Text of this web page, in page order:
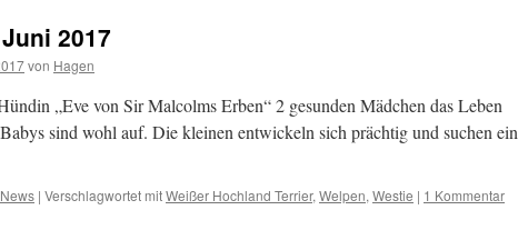
2017
von Hagen
„Eve von Sir Malcolms Erben“ 2 gesunden Mädchen das Leben
sind wohl auf. Die kleinen entwickeln sich prächtig und suchen ein
| Verschlagwortet mitWeißer Hochland Terrier, Welpen, Westie | 1 Kommentar